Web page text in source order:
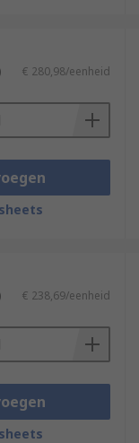
€ 280,98/eenheid
€ 238,69/eenheid